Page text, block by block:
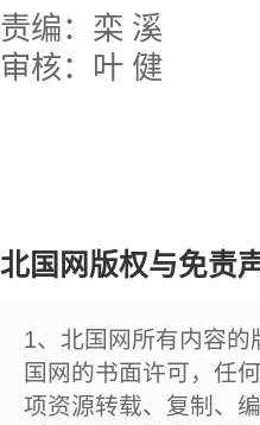
责编：栾 溪
审核：叶 健
北国网版权与免责
1、北国网所有内容
国网的书面许可，任
项资源转载、复制、